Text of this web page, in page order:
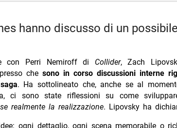
con Perri Nemiroff di Collider, Zach
chesono in corso discussioni interne
. Ha sottolineato che, anche se al
ci sono state riflessioni su come
realmente la realizzazione. Lipovsky ha
ogni dettaglio, ogni scena memorabile o